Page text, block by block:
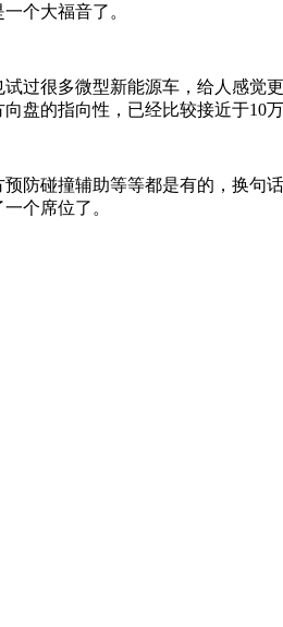
个大福音了。
过很多微型新能源车，给人感觉
盘的指向性，已经比较接近于10
碰撞辅助等等都是有的，换句
个席位了。